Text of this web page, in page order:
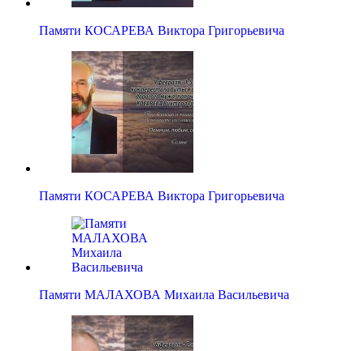
Памяти КОСАРЕВА Виктора Григорьевича
Памяти КОСАРЕВА Виктора Григорьевича
Памяти МАЛАХОВА Михаила Васильевича